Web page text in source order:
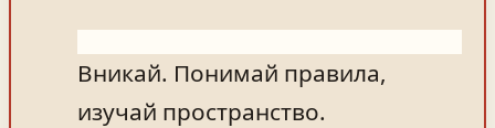
Вникай. Понимай правила,
изучай пространство.